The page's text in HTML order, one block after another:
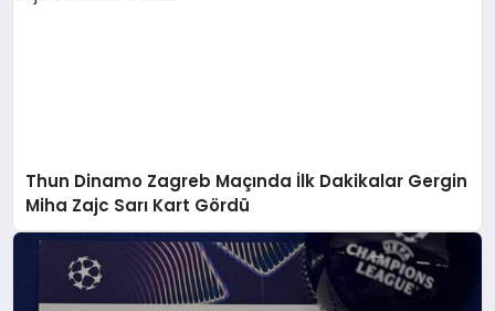
Thun Dinamo Zagreb Maçında İlk Dakikalar Gergin
Miha Zajc Sarı Kart Gördü